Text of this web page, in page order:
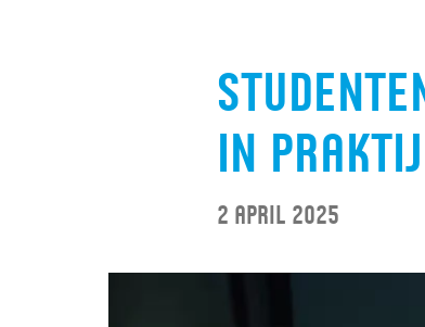
in
2 april 2025